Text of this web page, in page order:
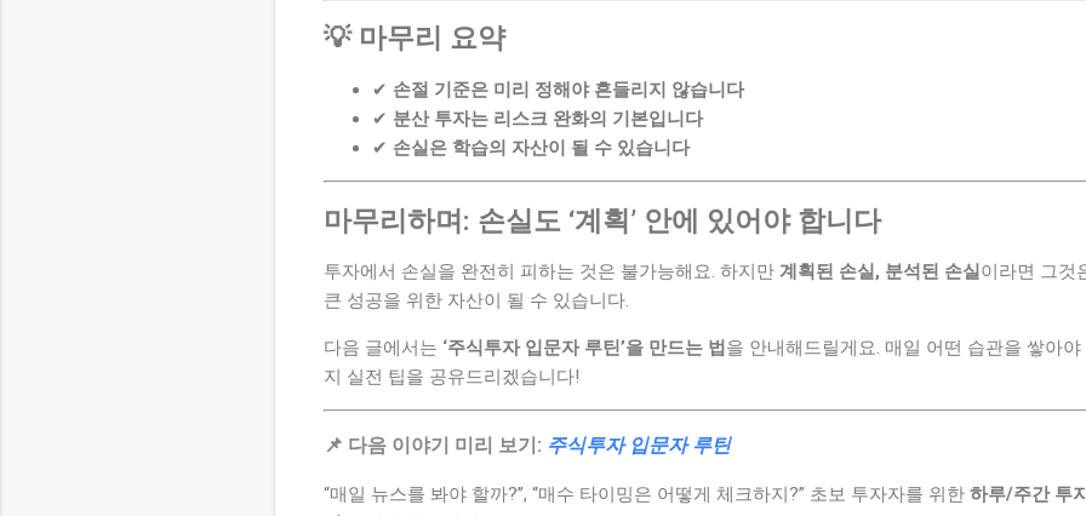
💡 마무리 요약
✔ 손절 기준은 미리 정해야 흔들리지 않습니다
✔ 분산 투자는 리스크 완화의 기본입니다
✔ 손실은 학습의 자산이 될 수 있습니다
마무리하며: 손실도 ‘계획’ 안에 있어야 합니다
투자에서 손실을 완전히 피하는 것은 불가능해요. 하지만 계획된 손실, 분석된 손실이라면 그것
큰 성공을 위한 자산이 될 수 있습니다.
다음 글에서는 ‘주식투자 입문자 루틴’을 만드는 법 을 안내해드릴게요. 매일 어떤 습관을 쌓아야
지 실전 팁을 공유드리겠습니다!
📌 다음 이야기 미리 보기: 주식투자 입문자 루틴
“매일 뉴스를 봐야 할까?”, “매수 타이밍은 어떻게 체크하지?” 초보 투자자를 위한 하루/주간 투